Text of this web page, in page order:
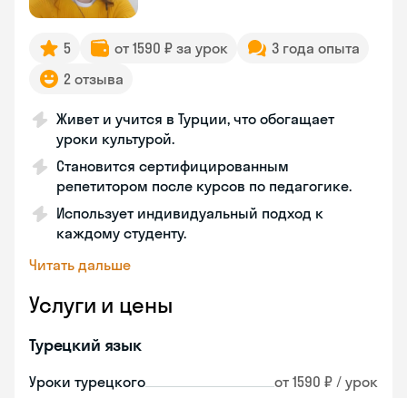
5 от 1590 ₽ за урок
3 года опыта
2 отзыва
Живет и учится в Турции, что обогащает
уроки культурой.
Становится сертифицированным
репетитором после курсов по педагогике.
Использует индивидуальный подход к
каждому студенту.
Читать дальше
Услуги и цены
Турецкий язык
Уроки турецкого от 1590 ₽ / урок